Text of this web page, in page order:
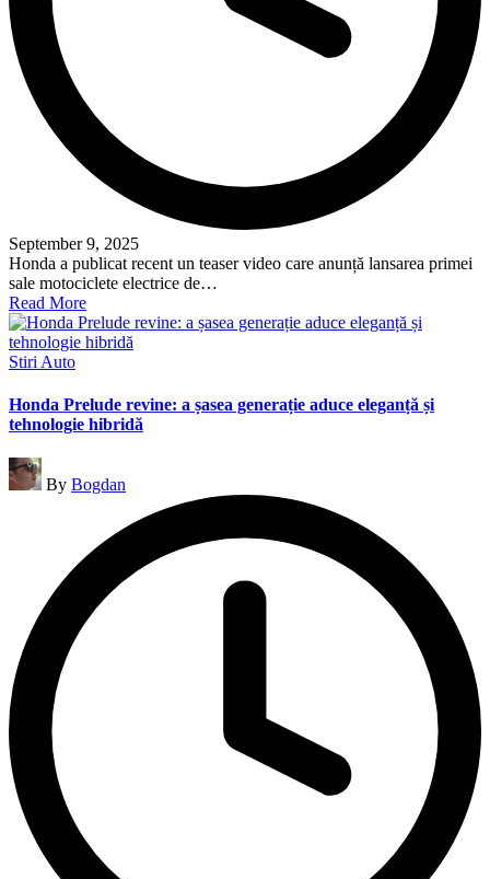
September 9, 2025
Honda a publicat recent un teaser video care anunță lansarea primei
sale motociclete electrice de…
Read More
Posted
Stiri Auto
Honda Prelude revine: a șasea generație aduce eleganță și
tehnologie hibridă
Posted
by
By Bogdan